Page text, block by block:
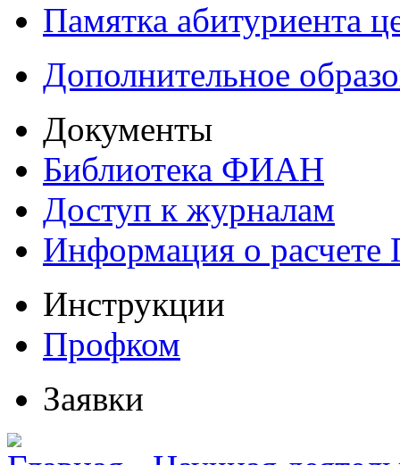
Памятка абитуриента
Дополнительное
Документы
Библиотека ФИАН
Доступ к журналам
Информация о
Инструкции
Профком
Заявки